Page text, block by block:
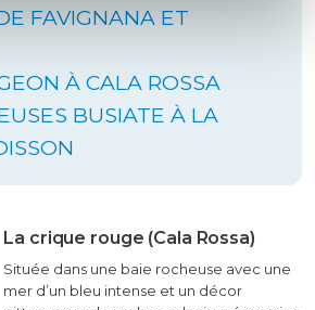
FAVIGNANA ET
À CALA ROSSA
BUSIATE À LA
La crique rouge (Cala Rossa)
Située dans une baie rocheuse avec une
mer d’un bleu intense et un décor